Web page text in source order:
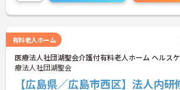
有料老人ホーム
医療法人社団湖聖会介護付有料老人ホーム ヘルス
療法人社団湖聖会
【広島県／広島市西区】法人内